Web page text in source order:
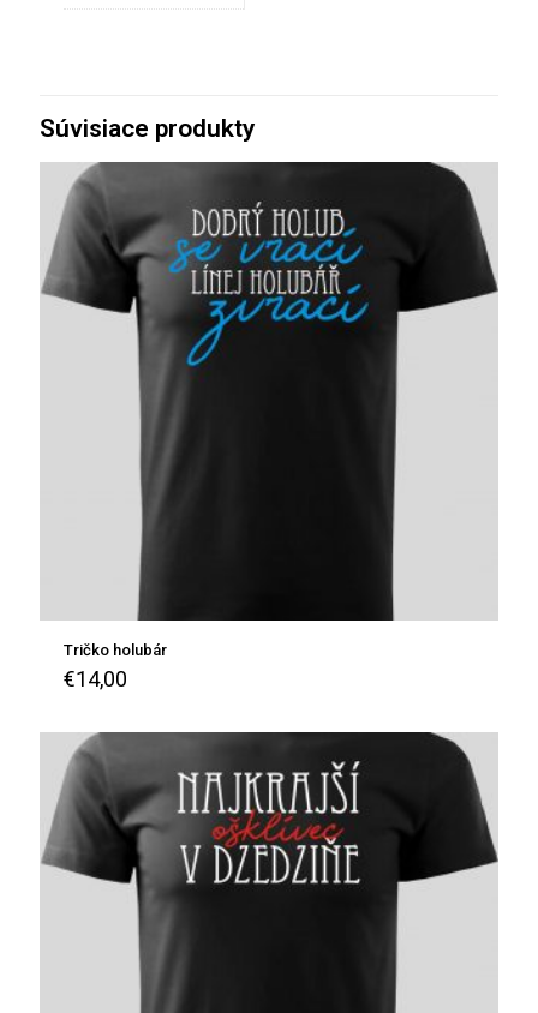
Súvisiace produkty
Tričko holubár
€14,00